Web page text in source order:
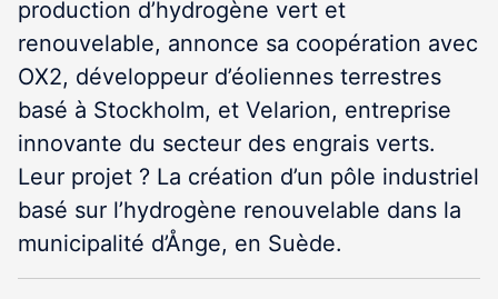
production d’hydrogène vert et
renouvelable, annonce sa coopération avec
OX2, développeur d’éoliennes terrestres
basé à Stockholm, et Velarion, entreprise
innovante du secteur des engrais verts.
Leur projet ? La création d’un pôle industriel
basé sur l’hydrogène renouvelable dans la
municipalité d’Ånge, en Suède.